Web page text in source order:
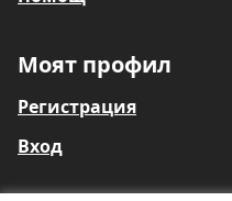
Моят профил
Регистрация
Вход